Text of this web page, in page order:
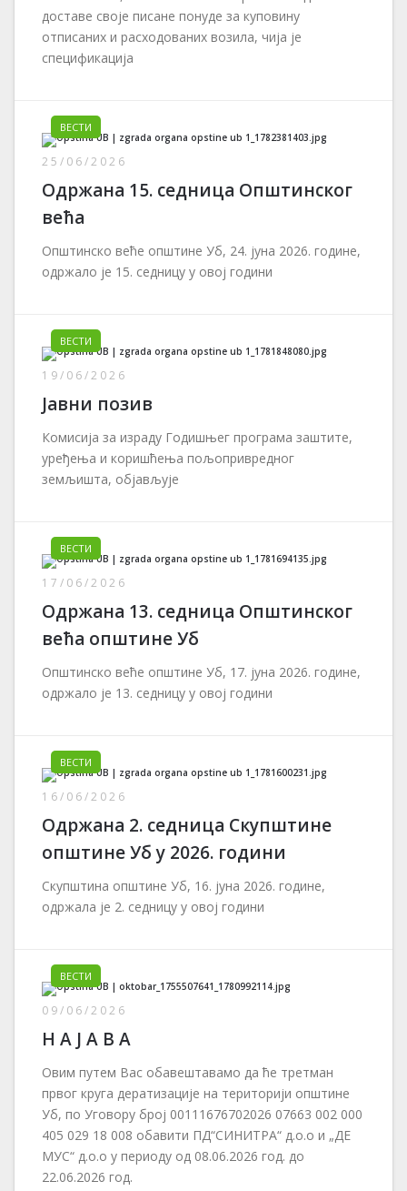
доставе своје писане понуде за куповину
отписаних и расходованих возила, чија је
спецификација
ВЕСТИ
25/06/2026
Одржана 15. седница Општинског
већа
Општинско веће општине Уб, 24. јуна 2026. године,
одржало је 15. седницу у овој години
ВЕСТИ
19/06/2026
Јавни позив
Комисија за израду Годишњег програма заштите,
уређења и коришћења пољопривредног
земљишта, објављује
ВЕСТИ
17/06/2026
Одржана 13. седница Општинског
већа општине Уб
Општинско веће општине Уб, 17. јуна 2026. године,
одржало је 13. седницу у овој години
ВЕСТИ
16/06/2026
Одржана 2. седница Скупштине
општине Уб у 2026. години
Скупштина општине Уб, 16. јуна 2026. године,
одржала је 2. седницу у овој години
ВЕСТИ
09/06/2026
Н А Ј А В А
Овим путем Вас обавештавамо да ће третман
првог круга дератизације на територији општине
Уб, по Уговору број 00111676702026 07663 002 000
405 029 18 008 обавити ПД“СИНИТРА“ д.о.о и „ДЕ
МУС“ д.о.о у периоду од 08.06.2026 год. до
22.06.2026 год.